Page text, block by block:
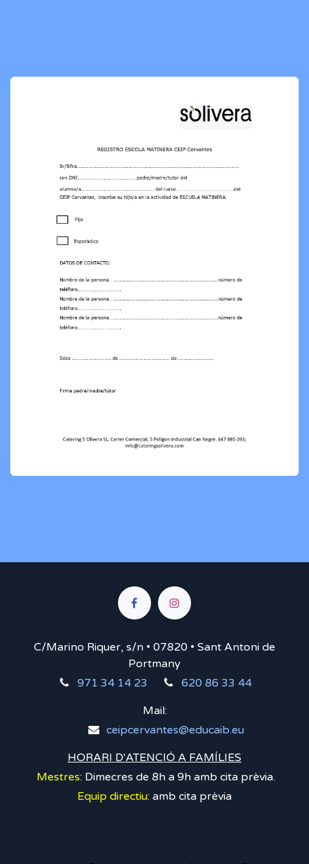
C/Marino Riquer, s/n • 07820 • Sant Antoni de
Portmany
971 34 14 23
620 86 33 44
Mail:
ceipcervantes@educaib.eu
HORARI D'ATENCIÓ A FAMÍLIES
Mestres: Dimecres de 8h a 9h amb cita prèvia.
Equip directiu: amb cita prèvia